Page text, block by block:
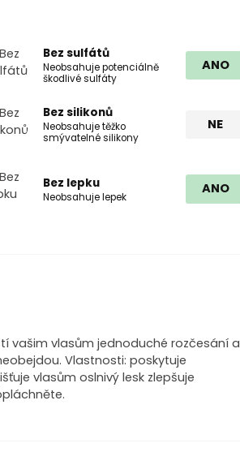
Bez sulfátů
Neobsahuje potenciálně
škodlivé sulfáty
ANO
Bez silikonů
Neobsahuje těžko
smývatelné silikony
NE
Bez lepku
Neobsahuje lepek
ANO
vašim vlasům jednoduché rozčesání a
Vlastnosti: poskytuje
vlasům oslnivý lesk zlepšuje